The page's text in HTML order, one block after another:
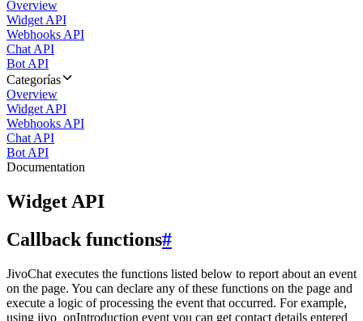
Overview
Widget API
Webhooks API
Chat API
Bot API
Categorías
Overview
Widget API
Webhooks API
Chat API
Bot API
Documentation
Widget API
Callback functions#
JivoChat executes the functions listed below to report about an event
on the page. You can declare any of these functions on the page and
execute a logic of processing the event that occurred. For example,
using jivo_onIntroduction event you can get contact details entered